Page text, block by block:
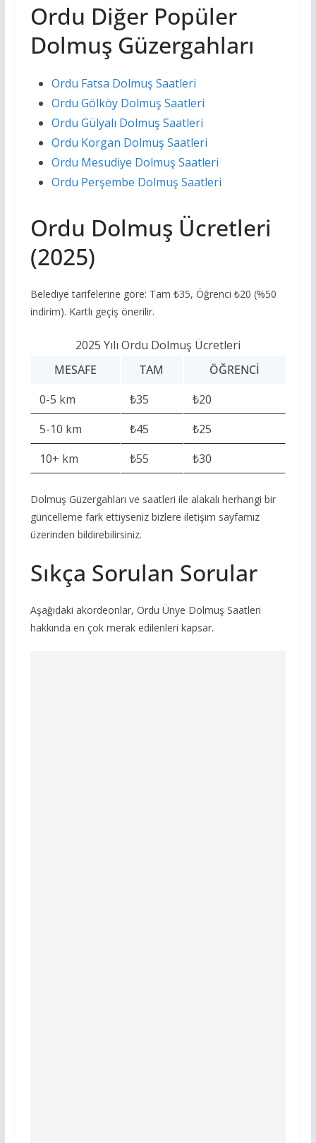
Ordu Diğer Popüler
Dolmuş Güzergahları
Ordu Fatsa Dolmuş Saatleri
Ordu Gölköy Dolmuş Saatleri
Ordu Gülyalı Dolmuş Saatleri
Ordu Korgan Dolmuş Saatleri
Ordu Mesudiye Dolmuş Saatleri
Ordu Perşembe Dolmuş Saatleri
Ordu Dolmuş Ücretleri
(2025)
Belediye tarifelerine göre: Tam ₺35, Öğrenci ₺20 (%50
indirim). Kartlı geçiş önerilir.
2025 Yılı Ordu Dolmuş Ücretleri
MESAFE
TAM
ÖĞRENCI
0-5 km
₺35
₺20
5-10 km
₺45
₺25
10+ km
₺55 ₺30
Dolmuş Güzergahları ve saatleri ile alakalı herhangi bir
güncelleme fark ettiyseniz bizlere iletişim sayfamız
üzerinden bildirebilirsiniz.
Sıkça Sorulan Sorular
Aşağıdaki akordeonlar, Ordu Ünye Dolmuş Saatleri
hakkında en çok merak edilenleri kapsar.